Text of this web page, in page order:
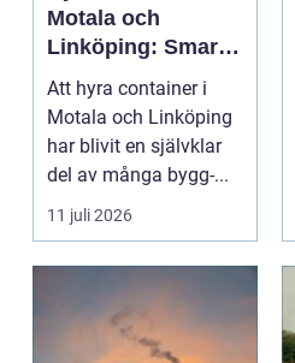
Motala och
Linköping: Smart
avfallshantering
för projekt i alla
storlekar
Att hyra container i
Motala och Linköping
har blivit en självklar
del av många bygg-...
11 juli 2026